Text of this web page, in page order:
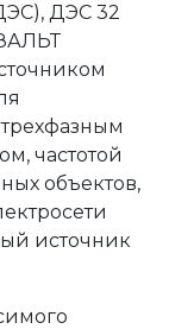
ДЭС 32
частотой
объектов,
источник